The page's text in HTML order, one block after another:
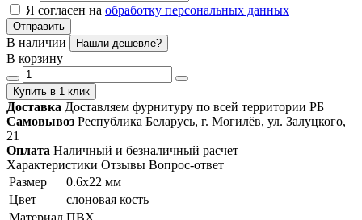
Я согласен на обработку персональных данных
Отправить
В наличии Нашли дешевле?
В корзину
Купить в 1 клик
Доставка Доставляем фурнитуру по всей территории РБ
Самовывоз Республика Беларусь, г. Могилёв, ул. Залуцкого,
21
Оплата Наличный и безналичный расчет
Характеристики Отзывы Вопрос-ответ
Размер
0.6х22 мм
Цвет
слоновая кость
Материал ПВХ